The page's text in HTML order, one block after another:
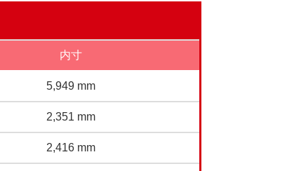
内寸
5,949 mm
2,351 mm
2,416 mm